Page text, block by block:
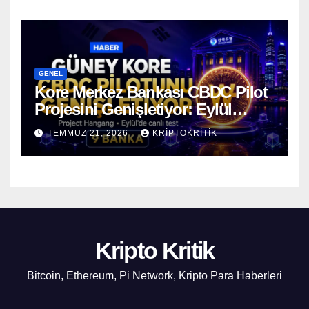
GENEL
Kore Merkez Bankası CBDC Pilot
Projesini Genişletiyor: Eylül
Ayında Gerçek Transferler
Başlıyor
TEMMUZ 21, 2026 KRIPTOKRITIK
Kripto Kritik
Bitcoin, Ethereum, Pi Network, Kripto Para Haberleri